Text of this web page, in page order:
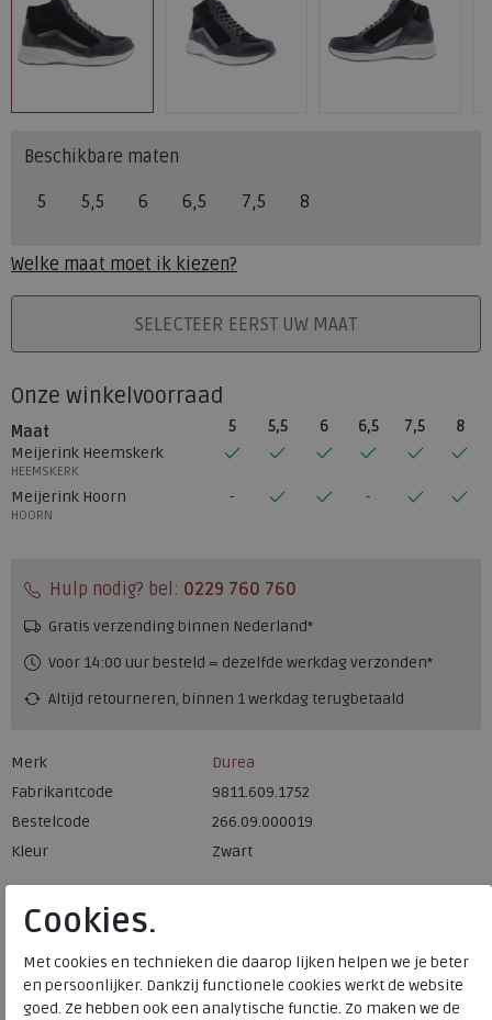
Beschikbare maten
5 5,5 6 6,5 7,5 8
Welke maat moet ik kiezen?
PLAATS IN WINKELMANDSELECTEER EERST UW MAAT
Onze winkelvoorraad
Maat 5 5,5 6 6,5 7,5
8
Meijerink Heemskerk
HEEMSKERK
Meijerink Hoorn
HOORN
Hulp nodig? bel: 0229 760 760
Gratis verzending binnen Nederland*
Voor 14:00 uur besteld = dezelfde werkdag verzonden*
Altijd retourneren, binnen 1 werkdag terugbetaald
Merk
Durea
Fabrikantcode
9811.609.1752
Bestelcode
266.09.000019
Kleur
Zwart
Materiaal
Uitneembaar voetbed
ja
Hakhoogte
1.50 cm
Cookies.
Met cookies en technieken die daarop lijken helpen we je beter
en persoonlijker. Dankzij functionele cookies werkt de website
goed. Ze hebben ook een analytische functie. Zo maken we de